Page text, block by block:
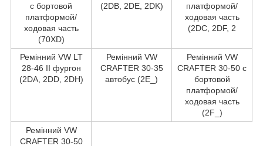
c бортовой
платформой/
ходовая часть
(70XD)
(2DB, 2DE, 2DK)
платформой/
ходовая часть
(2DC, 2DF, 2
Ремінний VW LT
28-46 II фургон
(2DA, 2DD, 2DH)
Ремінний VW
CRAFTER 30-35
автобус (2E_)
Ремінний VW
CRAFTER 30-50 c
бортовой
платформой/
ходовая часть
(2F_)
Ремінний VW
CRAFTER 30-50